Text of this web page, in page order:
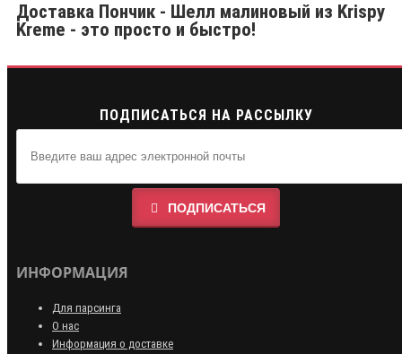
Доставка Пончик - Шелл малиновый из Krispy
Kreme - это просто и быстро!
ПОДПИСАТЬСЯ НА РАССЫЛКУ
ПОДПИСАТЬСЯ
ИНФОРМАЦИЯ
Для парсинга
О нас
Информация о доставке